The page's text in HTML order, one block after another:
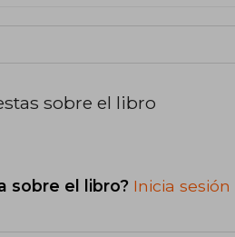
sobre el libro
sobre el libro? Inicia sesión